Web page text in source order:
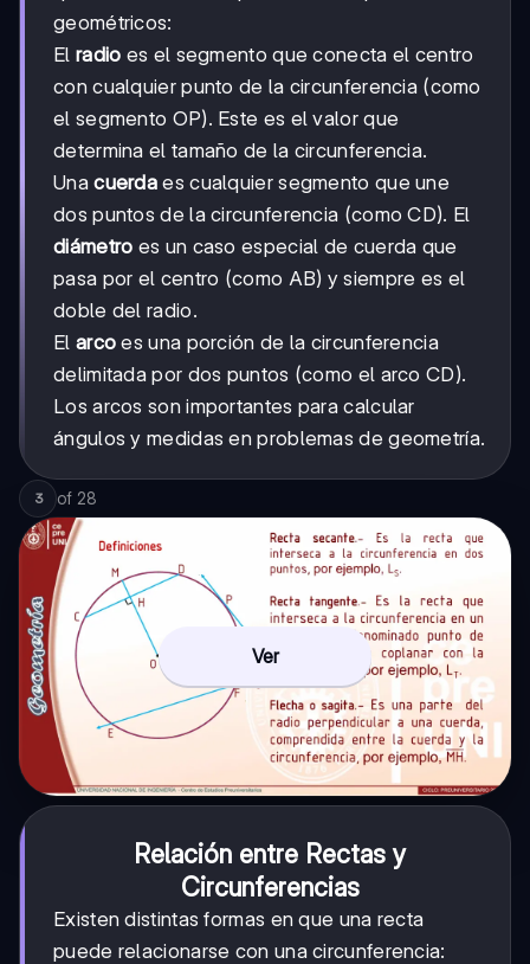
geométricos:
El radio es el segmento que conecta el centro
con cualquier punto de la circunferencia (como
el segmento OP). Este es el valor que
determina el tamaño de la circunferencia.
Unacuerda es cualquier segmento que une
dos puntos de la circunferencia (como CD). El
diámetro es un caso especial de cuerda que
pasa por el centro (como AB) y siempre es el
doble del radio.
El arco es una porción de la circunferencia
delimitada por dos puntos (como el arco CD).
Los arcos son importantes para calcular
ángulos y medidas en problemas de geometría.
3 of 28
Ver
Relación entre Rectas y
Circunferencias
Existen distintas formas en que una recta
puede relacionarse con una circunferencia: